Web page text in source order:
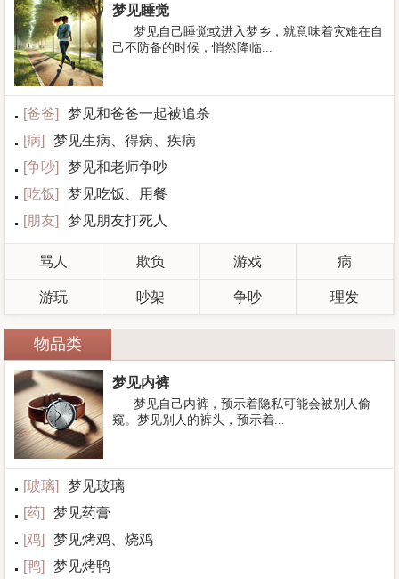
梦见睡觉
梦见自己睡觉或进入梦乡，就意味着灾难在自
己不防备的时候，悄然降临...
[爸爸]
梦见和爸爸一起被追杀
[病]
梦见生病、得病、疾病
[争吵]
梦见和老师争吵
[吃饭]
梦见吃饭、用餐
[朋友] 梦见朋友打死人
骂人 欺负 游戏 病
游玩 吵架 争吵 理发
物品类
梦见内裤
梦见自己内裤，预示着隐私可能会被别人偷
窥。梦见别人的裤头，预示着...
[玻璃]
梦见玻璃
[药]
梦见药膏
[鸡]
梦见烤鸡、烧鸡
[鸭] 梦见烤鸭